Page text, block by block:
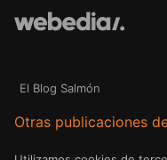
El Blog Salmón
Otras publicaciones